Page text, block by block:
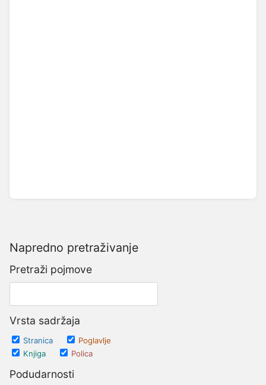
Napredno pretraživanje
Pretraži pojmove
Vrsta sadržaja
Stranica
Poglavlje
Knjiga
Polica
Podudarnosti